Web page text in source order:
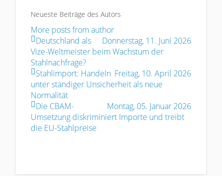
Neueste Beiträge des Autors
More posts from author
Donnerstag, 11. Juni 2026
Deutschland als
Vize-Weltmeister beim Wachstum der
Stahlnachfrage?
Freitag, 10. April 2026
Stahlimport: Handeln
unter ständiger Unsicherheit als neue
Normalität
Montag, 05. Januar 2026
Die CBAM-
Umsetzung diskriminiert Importe und treibt
die EU-Stahlpreise